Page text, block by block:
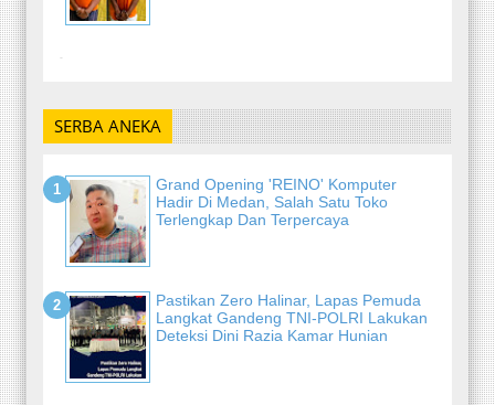
-
SERBA ANEKA
Grand Opening 'REINO' Komputer
Hadir Di Medan, Salah Satu Toko
Terlengkap Dan Terpercaya
Pastikan Zero Halinar, Lapas Pemuda
Langkat Gandeng TNI-POLRI Lakukan
Deteksi Dini Razia Kamar Hunian